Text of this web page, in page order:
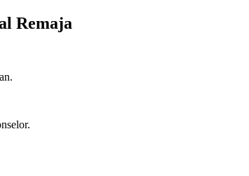
Remaja